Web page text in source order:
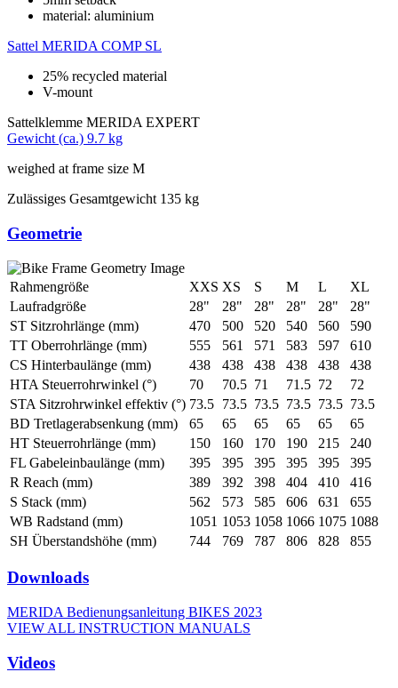
material: aluminium
Sattel MERIDA COMP SL
25% recycled material
V-mount
Sattelklemme MERIDA EXPERT
Gewicht (ca.) 9.7 kg
weighed at frame size M
Zulässiges Gesamtgewicht 135 kg
Geometrie
Rahmengröße XXS XS S M L
XL
Laufradgröße
28" 28" 28" 28" 28"
28"
ST Sitzrohrlänge (mm)
470 500 520 540 560
590
TT Oberrohrlänge (mm)
555 561 571 583 597
610
CS Hinterbaulänge (mm)
438 438 438 438 438
438
HTA Steuerrohrwinkel (°)
70 70.5 71 71.5 72
72
STA Sitzrohrwinkel effektiv (°) 73.5 73.5 73.5 73.5 73.5 73.5
BD Tretlagerabsenkung (mm)
65 65 65 65 65
65
HT Steuerrohrlänge (mm)
150 160 170 190 215
240
FL Gabeleinbaulänge (mm)
395 395 395 395 395
395
R Reach (mm)
389 392 398 404 410
416
S Stack (mm)
562 573 585 606 631
655
WB Radstand (mm)
1051 1053 1058 1066 1075 1088
SH Überstandshöhe (mm)
744 769 787 806 828 855
Downloads
MERIDA Bedienungsanleitung BIKES 2023
VIEW ALL INSTRUCTION MANUALS
Videos